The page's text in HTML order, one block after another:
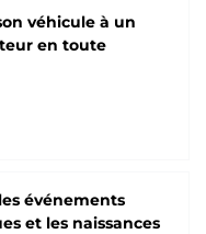
véhicule à un
en toute
événements
et les naissances